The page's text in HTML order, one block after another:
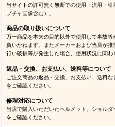
当サイトの許可無く無断での使用・流用・
プチャ画像含む）。
商品の取り扱いについて
万一商品を本来の目的以外で使用して事故
負いかねます。またメーカーおよび当店が
行い破損等が発生した場合、使用状況に関わ
返品・交換、お支払い、送料等について
ご注文商品の返品・交換、お支払い、送料
をご確認ください。
修理対応について
当店で購入いただいたヘルメット、ショル
をご確認ください。